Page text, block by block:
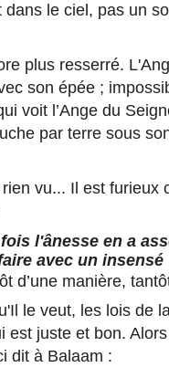
le ciel, pas un
plus resserré.
son épée ;
voit l’Ange du
par terre sous
vu... Il est furieux
l'ânesse en a
avec un insensé
d’une manière,
le veut, les lois de
est juste et bon.
dit à Balaam :